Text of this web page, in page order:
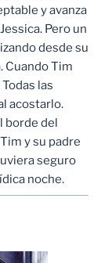
y avanza
Pero un
desde su
Cuando Tim
las
acostarlo.
borde del
y su padre
seguro
noche.